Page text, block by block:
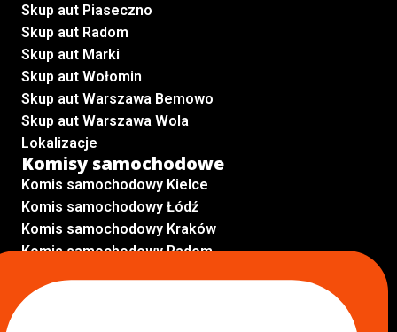
Skup aut Piaseczno
Skup aut Radom
Skup aut Marki
Skup aut Wołomin
Skup aut Warszawa Bemowo
Skup aut Warszawa Wola
Lokalizacje
Komisy samochodowe
Komis samochodowy Kielce
Komis samochodowy Łódź
Komis samochodowy Kraków
Komis samochodowy Radom
Komis samochodowy Opole